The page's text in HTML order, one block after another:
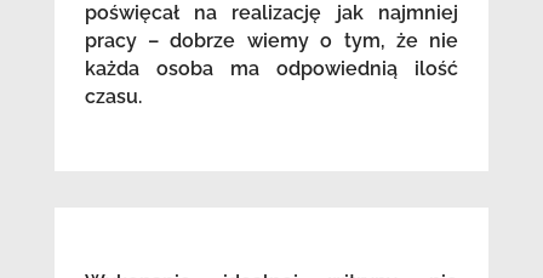
poświęcał na realizację jak najmniej
pracy – dobrze wiemy o tym, że nie
każda osoba ma odpowiednią ilość
czasu.